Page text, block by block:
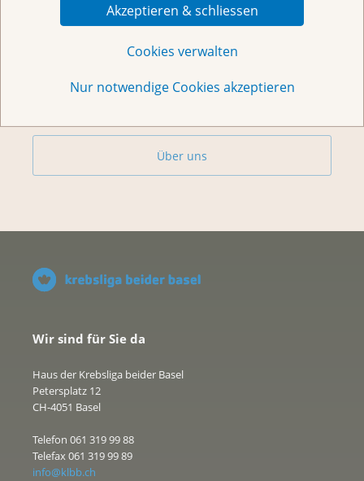
Akzeptieren & schliessen
Cookies verwalten
Nur notwendige Cookies akzeptieren
Begegnungszentrum & Kursagenda
Vorsorge & Forschung
Über uns
Wir sind für Sie da
Haus der Krebsliga beider Basel
Petersplatz 12
CH-4051 Basel
Telefon 061 319 99 88
Telefax 061 319 99 89
info@klbb.ch